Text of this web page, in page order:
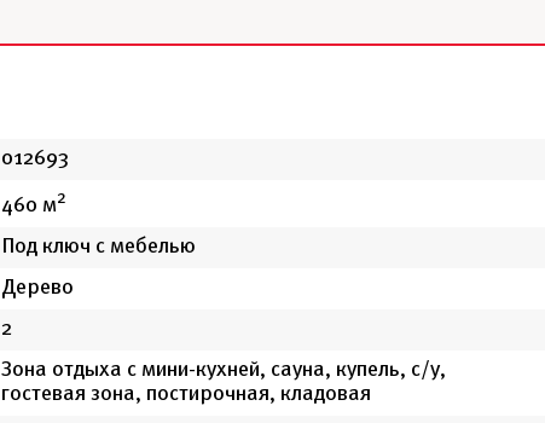
012693
460 м2
Под ключ с мебелью
Дерево
2
Зона отдыха с мини-кухней, сауна, купель, с/у,
гостевая зона, постирочная, кладовая